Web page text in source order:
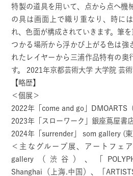
特製の道具を⽤いて、点から点へ機
の具は画⾯上で織り重なり、時に
れ、⾊⾯が構成されていきます。筆
つかる場所から浮かび上がる⾊は強
れたレイヤーから三浦作品特有の奥
す。 2021年京都芸術大学 大学院 芸
【略歴】
＜個展＞
2022年「come and go」DMOARTS（
2023年「スローワーク」銀座蔦屋書
2024年「surrender」 som gallery (
＜主なグループ展、アートフェ
gallery（渋谷）、「
Shanghai（上海.中国）、「